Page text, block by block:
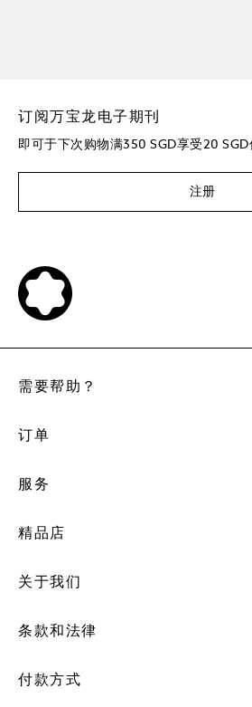
订阅万宝龙电子期刊
即可于下次购物满350 SGD享受20 SGD
注册
付款方式
需要帮助？
订单
服务
精品店
关于我们
条款和法律